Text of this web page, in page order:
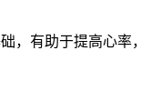
，有助于提高心率，